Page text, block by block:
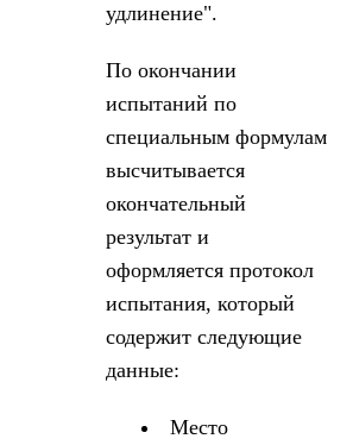
удлинение".
По окончании
испытаний по
специальным формулам
высчитывается
окончательный
результат и
оформляется протокол
испытания, который
содержит следующие
данные:
Место